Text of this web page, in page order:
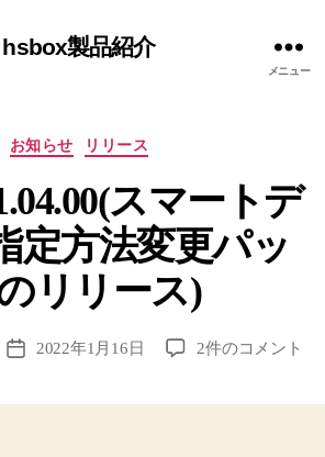
hsbox製品紹介
メニュー
カ
ゴ
リ
ー
お知らせ リリース
スマートデ
定方法変更パッ
リリース)
投
2022年1月16日
hsbox1.01.04.00(
2件のコメント